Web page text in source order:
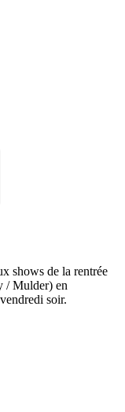
shows de la rentrée
/ Mulder) en
soir.